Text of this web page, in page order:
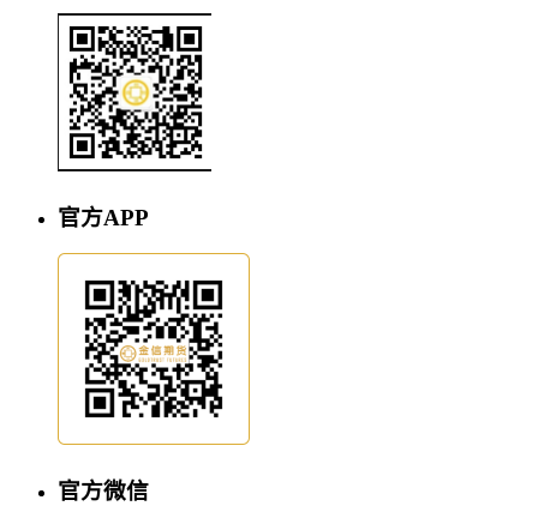
官方APP
官方微信